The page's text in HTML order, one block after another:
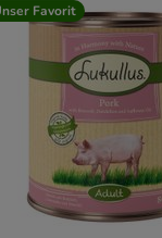
Favorit